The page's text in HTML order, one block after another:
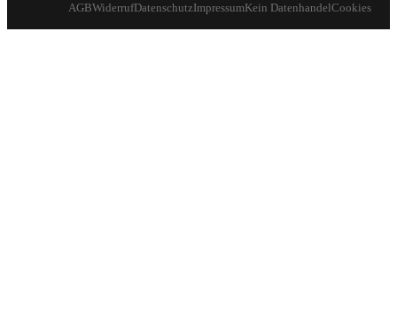
AGBWiderrufDatenschutzImpressumKein DatenhandelCookies